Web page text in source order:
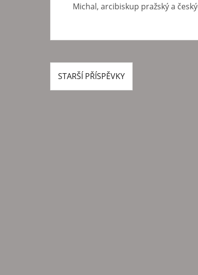
Michal, arcibiskup pražský a
N
STARŠÍ PŘÍSPĚVKY